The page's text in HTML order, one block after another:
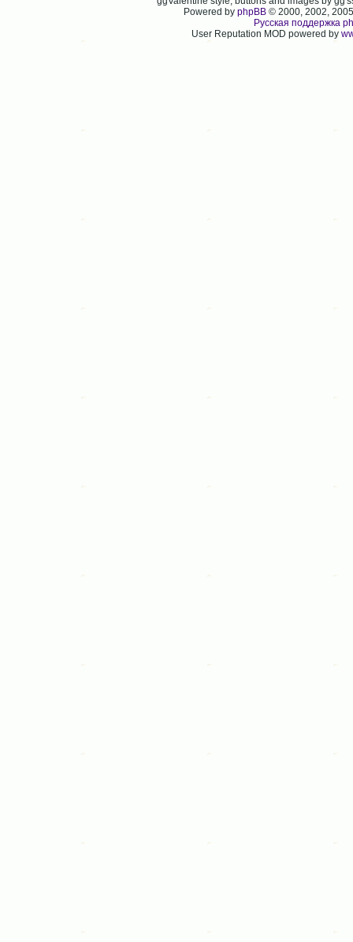
Powered byphpBB © 2000, 2002,
Русская поддержка
User Reputation MOD powered by